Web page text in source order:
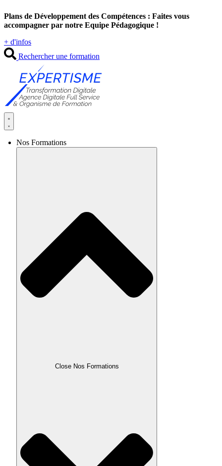
au
contenu
Plans de Développement des Compétences : Faites vous
accompagner par notre Equipe Pédagogique !
+ d'infos
Rechercher une formation
Nos Formations
Close Nos Formations